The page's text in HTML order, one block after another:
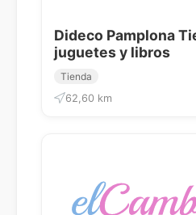
Dideco Pamplona
juguetes y libros
Tienda
62,60 km